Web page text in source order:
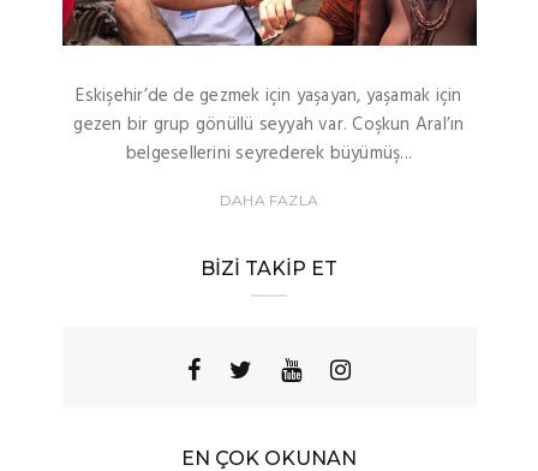
Eskişehir’de de gezmek için yaşayan, yaşamak için
gezen bir grup gönüllü seyyah var. Coşkun Aral’ın
belgesellerini seyrederek büyümüş...
DAHA FAZLA
BIZI TAKIP ET
EN ÇOK OKUNAN